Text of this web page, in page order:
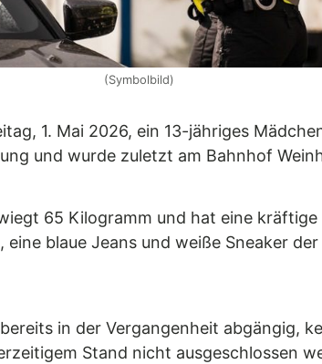
(Symbolbild)
1. Mai 2026, ein 13-jähriges
und wurde zuletzt am Bahnhof
65 Kilogramm und hat eine
blaue Jeans und weiße Sneaker
in der Vergangenheit abgängig,
Stand nicht ausgeschlossen